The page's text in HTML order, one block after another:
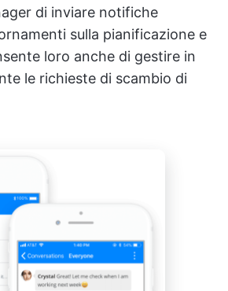
di inviare notifiche
sulla pianificazione e
loro anche di gestire in
le richieste di scambio di